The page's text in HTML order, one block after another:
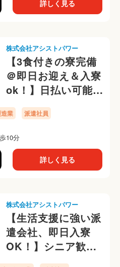
詳しく見る
株式会社アシストパワー
【3食付きの寮完備
＠即日お迎え＆入寮
ok！】日払い可能な
オフィス家具製造補
助のお仕事！大阪で
入寮可能◎ 日勤専
属
業 派遣社員
10分
詳しく見る
株式会社アシストパワー
【生活支援に強い派
遣会社、即日入寮
OK！】シニア歓
迎！モクモクとヤサ